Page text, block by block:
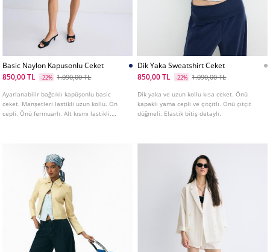
Basic Naylon Kapusonlu Ceket
850,00 TL
-22% 1.090,00 TL
Ayarlanabilir bağcıklı kapüşonlu basic
ceket. Manşetleri lastikli uzun kollu. Ön
cepli. Önü fermuarlı. Alt kısmı lastikli.
Dik Yaka Sweatshirt Ceket
850,00 TL
-22% 1.090,00 TL
Dik yaka ve uzun kollu kısa ceket. Önü
kapaklı yama cepli ve çıtçıtlı. Önü çıtçıt
düğmeli. Elastik bitiş detaylı.